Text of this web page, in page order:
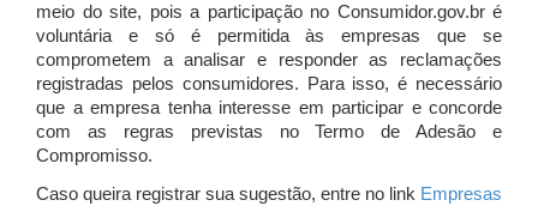
meio do site, pois a participação no Consumidor.gov.br é
voluntária e só é permitida às empresas que se
comprometem a analisar e responder as reclamações
registradas pelos consumidores. Para isso, é necessário
que a empresa tenha interesse em participar e concorde
com as regras previstas no Termo de Adesão e
Compromisso.
Caso queira registrar sua sugestão, entre no link Empresas